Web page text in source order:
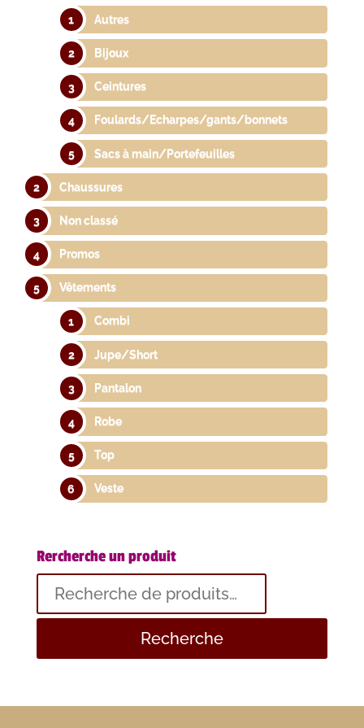
Autres
Bijoux
Ceintures
Foulards/Echarpes/gants/bonnets
Sacs à main/Portefeuilles
Chaussures
Non classé
Promos
Vêtements
Combi
Jupe/Short
Pantalon
Robe
Top
Veste
Rercherche un produit
pour :